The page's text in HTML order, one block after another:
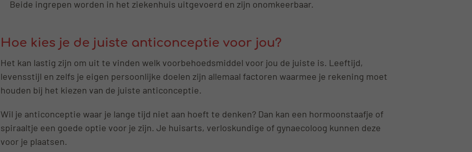
Beide ingrepen worden in het ziekenhuis uitgevoerd en zijn onomkeerbaar.
Hoe kies je de juiste anticonceptie voor jou?
Het kan lastig zijn om uit te vinden welk voorbehoedsmiddel voor jou de juiste is. Leeftijd,
levensstijl en zelfs je eigen persoonlijke doelen zijn allemaal factoren waarmee je rekening moet
houden bij het kiezen van de juiste anticonceptie.
Wil je anticonceptie waar je lange tijd niet aan hoeft te denken? Dan kan een hormoonstaafje of
spiraaltje een goede optie voor je zijn. Je huisarts, verloskundige of gynaecoloog kunnen deze
voor je plaatsen.